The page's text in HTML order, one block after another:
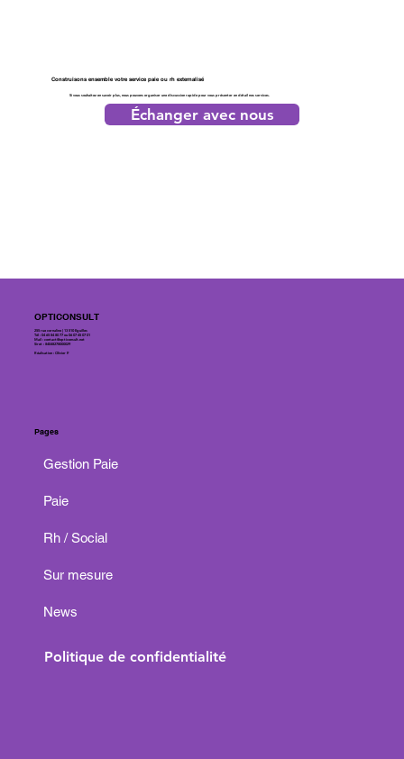
Construisons ensemble votre service paie ou rh externalisé
Si vous souhaitez en savoir plus, nous pouvons organiser une discussion rapide pour vous présenter en détail nos services.
Échanger avec nous
OPTICONSULT
255 rue cornaline | 13 510 Eguilles
Tél : 04 65 84 80 77 ou 06 07 45 07 01
Mail : contact@opticonsult.net
Siret : 84048278000029
Réalisation : Olivier P.
Pages
Gestion Paie
Paie
Rh / Social
Sur mesure
News
Politique de confidentialité